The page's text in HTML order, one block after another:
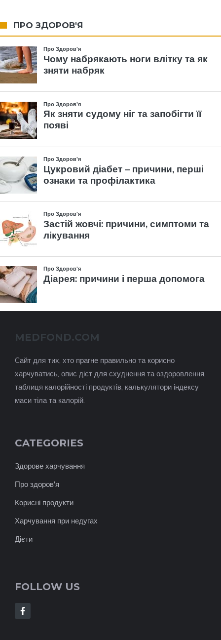
ПРО ЗДОРОВ'Я
MEDFOND.COM
Cайт для тих, хто прагне правильно та корисно
харчуватись, опис дієт для схуднення та оздоровлення,
таблиця калорійності продуктів, калькулятори індексу
маси тіла та калорій.
CATEGORIES
Здорове харчування
Про здоров'я
Корисні продукти
Харчування при недугах
Дієти
FOLLOW US